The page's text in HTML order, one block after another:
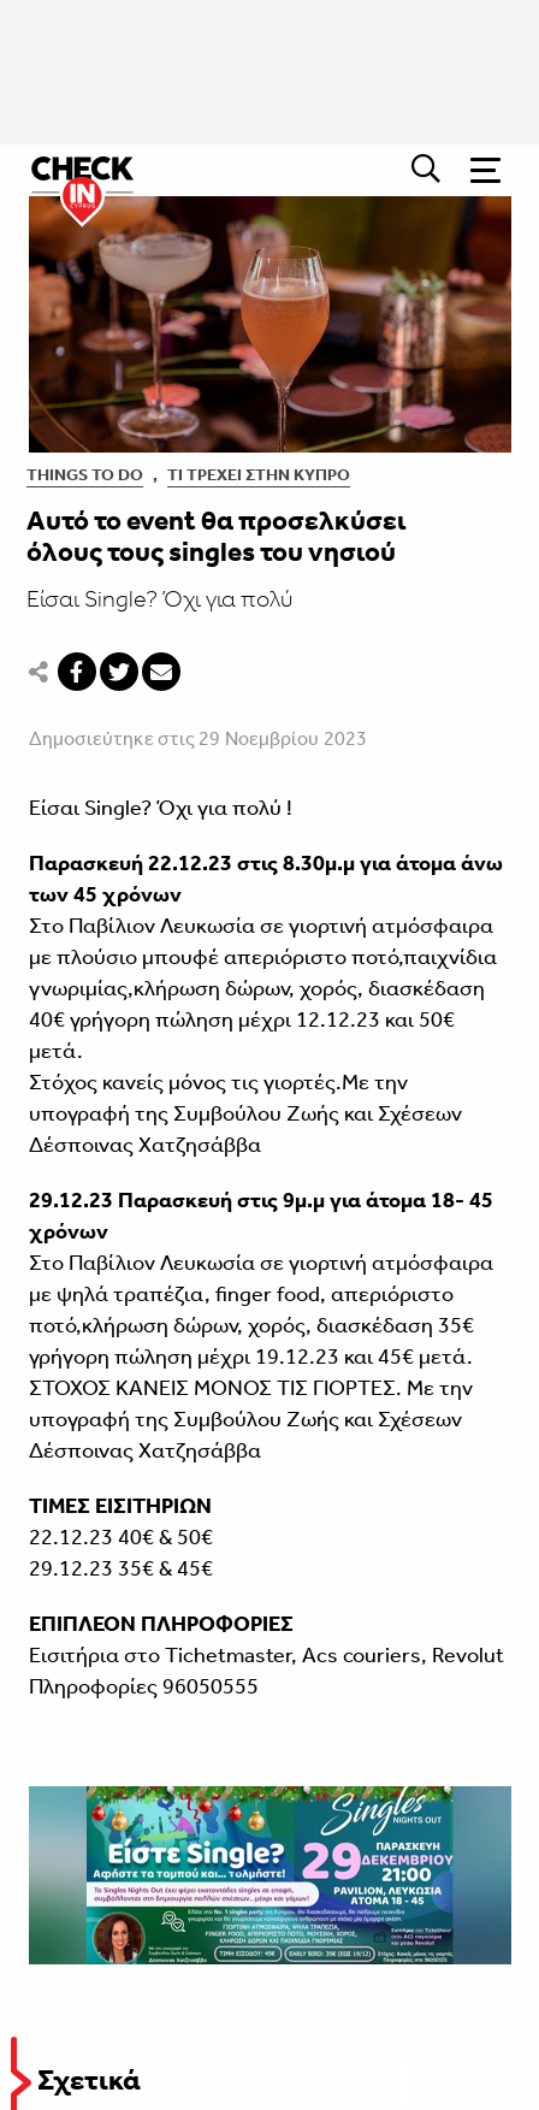
THINGS TO DO , ΤΙ ΤΡΈΧΕΙ ΣΤΗΝ ΚΎΠΡΟ
Aυτό το event θα προσελκύσει
όλους τους singles του νησιού
Είσαι Single? Όχι για πολύ
Δημοσιεύτηκε στις 29 Νοεμβρίου 2023
Είσαι Single? Όχι για πολύ !
Παρασκευή 22.12.23 στις 8.30μ.μ για άτομα άνω
των 45 χρόνων
Στο Παβίλιον Λευκωσία σε γιορτινή ατμόσφαιρα
με πλούσιο μπουφέ απεριόριστο ποτό,παιχνίδια
γνωριμίας,κλήρωση δώρων, χορός, διασκέδαση
40€ γρήγορη πώληση μέχρι 12.12.23 και 50€
μετά.
Στόχος κανείς μόνος τις γιορτές.Με την
υπογραφή της Συμβούλου Ζωής και Σχέσεων
Δέσποινας Χατζησάββα
29.12.23 Παρασκευή στις 9μ.μ για άτομα 18- 45
χρόνων
Στο Παβίλιον Λευκωσία σε γιορτινή ατμόσφαιρα
με ψηλά τραπέζια, finger food, απεριόριστο
ποτό,κλήρωση δώρων, χορός, διασκέδαση 35€
γρήγορη πώληση μέχρι 19.12.23 και 45€ μετά.
ΣΤΟΧΟΣ ΚΑΝΕΙΣ ΜΟΝΟΣ ΤΙΣ ΓΙΟΡΤΕΣ. Με την
υπογραφή της Συμβούλου Ζωής και Σχέσεων
Δέσποινας Χατζησάββα
ΤΙΜΕΣ ΕΙΣΙΤΗΡΙΩΝ
22.12.23 40€ & 50€
29.12.23 35€ & 45€
ΕΠΙΠΛΕΟΝ ΠΛΗΡΟΦΟΡΙΕΣ
Εισιτήρια στο Tichetmaster, Acs couriers, Revolut
Πληροφορίες 96050555
Σχετικά